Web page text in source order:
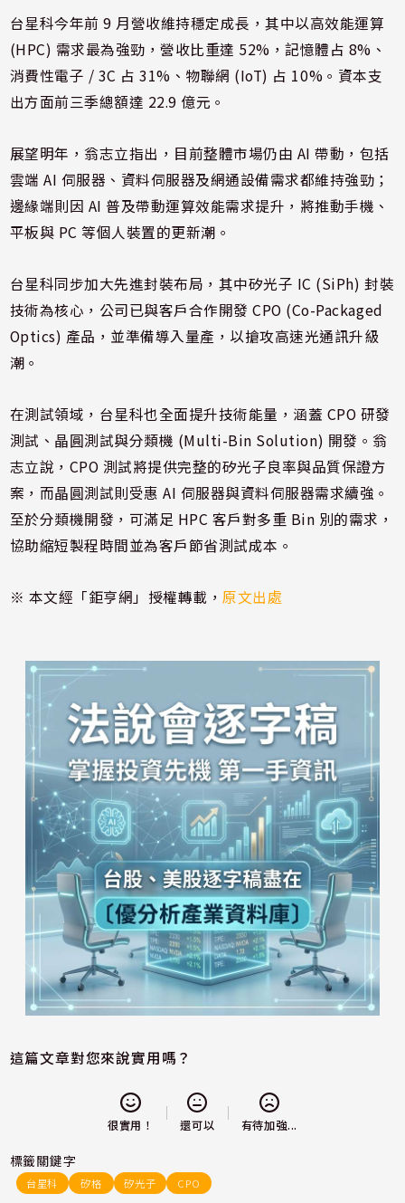
台星科今年前 9 月營收維持穩定成長，其中以高效能運算
(HPC) 需求最為強勁，營收比重達 52%，記憶體占 8%、
消費性電子 / 3C 占 31%、物聯網 (IoT) 占 10%。資本支
出方面前三季總額達 22.9 億元。
展望明年，翁志立指出，目前整體市場仍由 AI 帶動，包括
雲端 AI 伺服器、資料伺服器及網通設備需求都維持強勁；
邊緣端則因 AI 普及帶動運算效能需求提升，將推動手機、
平板與 PC 等個人裝置的更新潮。
台星科同步加大先進封裝布局，其中矽光子 IC (SiPh) 封裝
技術為核心，公司已與客戶合作開發 CPO (Co-Packaged
Optics) 產品，並準備導入量產，以搶攻高速光通訊升級
潮。
在測試領域，台星科也全面提升技術能量，涵蓋 CPO 研發
測試、晶圓測試與分類機 (Multi-Bin Solution) 開發。翁
志立說，CPO 測試將提供完整的矽光子良率與品質保證方
案，而晶圓測試則受惠 AI 伺服器與資料伺服器需求續強。
至於分類機開發，可滿足 HPC 客戶對多重 Bin 別的需求，
協助縮短製程時間並為客戶節省測試成本。
※ 本文經「鉅亨網」授權轉載，原文出處
這篇文章對您來說實用嗎？
很實用！ 還可以 有待加強...
標籤關鍵字
台星科 矽格 矽光子 CPO